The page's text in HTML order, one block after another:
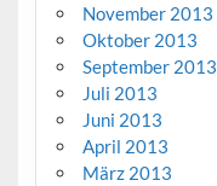
November 2013
Oktober 2013
September 2013
Juli 2013
Juni 2013
April 2013
März 2013